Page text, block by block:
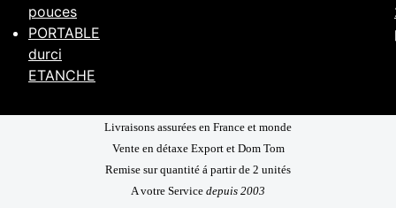
pouces
PORTABLE
durci
ETANCHE
Livraisons assurées en France et monde
Vente en détaxe Export et Dom Tom
Remise sur quantité á partir de 2 unités
A votre Service depuis 2003